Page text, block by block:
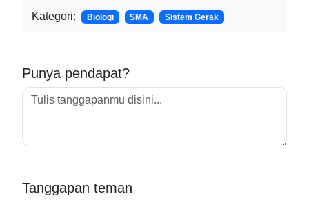
Kategori: Biologi SMA Sistem Gerak
Punya pendapat?
Tanggapan teman